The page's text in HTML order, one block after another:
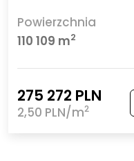
Powierzchnia
110 109 m2
275 272 PLN
2,50 PLN/m2